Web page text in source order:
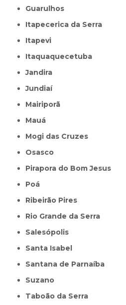
Guarulhos
Itapecerica da Serra
Itapevi
Itaquaquecetuba
Jandira
Jundiaí
Mairiporã
Mauá
Mogi das Cruzes
Osasco
Pirapora do Bom Jesus
Poá
Ribeirão Pires
Rio Grande da Serra
Salesópolis
Santa Isabel
Santana de Parnaíba
Suzano
Taboão da Serra